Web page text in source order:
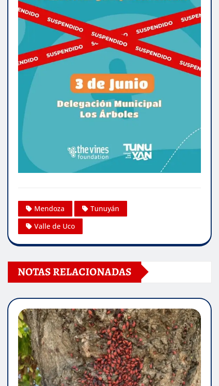
Mendoza
Tunuyán
Valle de Uco
NOTAS RELACIONADAS